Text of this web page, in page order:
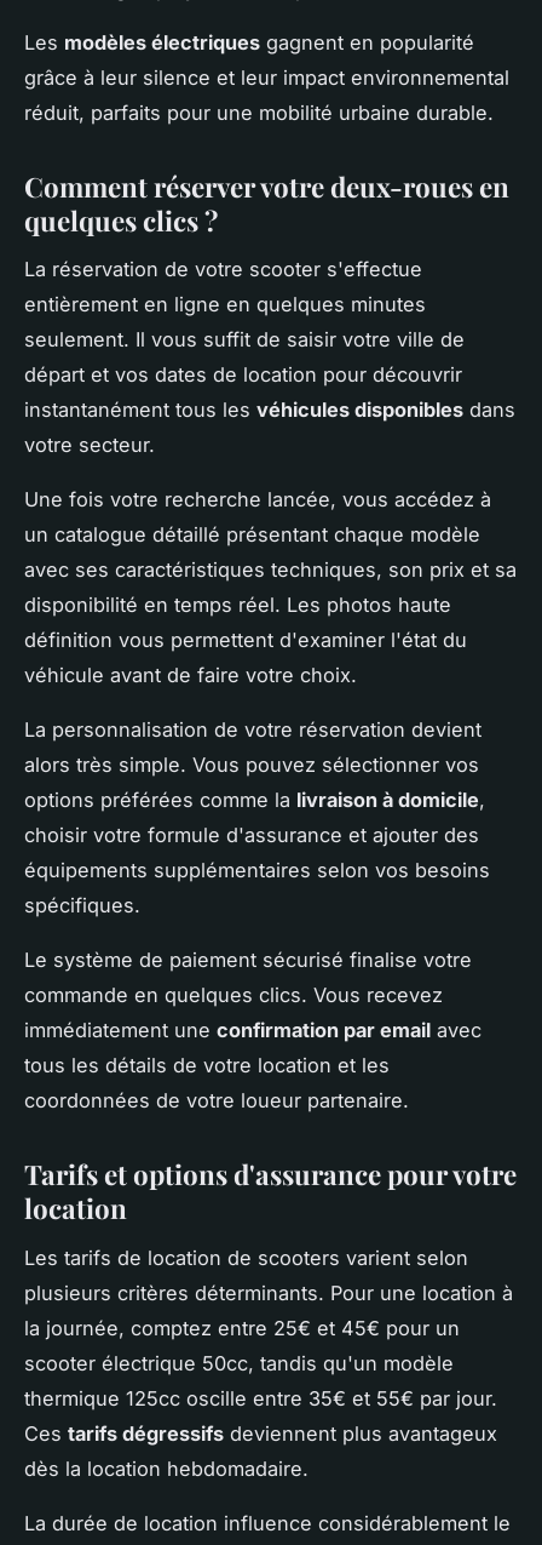
Les modèles électriques gagnent en popularité
grâce à leur silence et leur impact environnemental
réduit, parfaits pour une mobilité urbaine durable.
Comment réserver votre deux-roues en
quelques clics ?
La réservation de votre scooter s'effectue
entièrement en ligne en quelques minutes
seulement. Il vous suffit de saisir votre ville de
départ et vos dates de location pour découvrir
instantanément tous les véhicules disponibles dans
votre secteur.
Une fois votre recherche lancée, vous accédez à
un catalogue détaillé présentant chaque modèle
avec ses caractéristiques techniques, son prix et sa
disponibilité en temps réel. Les photos haute
définition vous permettent d'examiner l'état du
véhicule avant de faire votre choix.
La personnalisation de votre réservation devient
alors très simple. Vous pouvez sélectionner vos
options préférées comme la livraison à domicile,
choisir votre formule d'assurance et ajouter des
équipements supplémentaires selon vos besoins
spécifiques.
Le système de paiement sécurisé finalise votre
commande en quelques clics. Vous recevez
immédiatement une confirmation par email avec
tous les détails de votre location et les
coordonnées de votre loueur partenaire.
Tarifs et options d'assurance pour votre
location
Les tarifs de location de scooters varient selon
plusieurs critères déterminants. Pour une location à
la journée, comptez entre 25€ et 45€ pour un
scooter électrique 50cc, tandis qu'un modèle
thermique 125cc oscille entre 35€ et 55€ par jour.
Ces tarifs dégressifs deviennent plus avantageux
dès la location hebdomadaire.
La durée de location influence considérablement le